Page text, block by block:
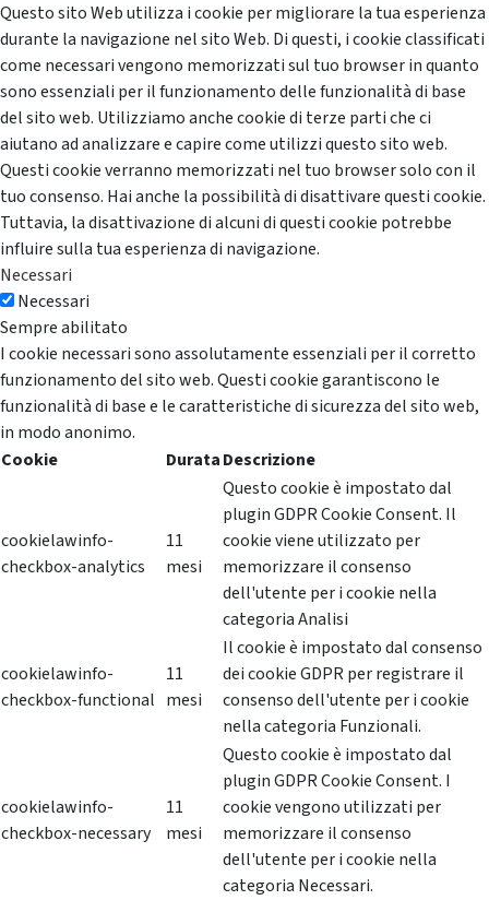
Questo sito Web utilizza i cookie per migliorare la tua esperienza
durante la navigazione nel sito Web. Di questi, i cookie classificati
come necessari vengono memorizzati sul tuo browser in quanto
sono essenziali per il funzionamento delle funzionalità di base
del sito web. Utilizziamo anche cookie di terze parti che ci
aiutano ad analizzare e capire come utilizzi questo sito web.
Questi cookie verranno memorizzati nel tuo browser solo con il
tuo consenso. Hai anche la possibilità di disattivare questi cookie.
Tuttavia, la disattivazione di alcuni di questi cookie potrebbe
influire sulla tua esperienza di navigazione.
Necessari
Necessari
Sempre abilitato
I cookie necessari sono assolutamente essenziali per il corretto
funzionamento del sito web. Questi cookie garantiscono le
funzionalità di base e le caratteristiche di sicurezza del sito web,
in modo anonimo.
Cookie
DurataDescrizione
cookielawinfo-
checkbox-analytics
11
mesi
Questo cookie è impostato dal
plugin GDPR Cookie Consent. Il
cookie viene utilizzato per
memorizzare il consenso
dell'utente per i cookie nella
categoria Analisi
cookielawinfo-
checkbox-functional
11
mesi
Il cookie è impostato dal consenso
dei cookie GDPR per registrare il
consenso dell'utente per i cookie
nella categoria Funzionali.
cookielawinfo-
checkbox-necessary
11
mesi
Questo cookie è impostato dal
plugin GDPR Cookie Consent. I
cookie vengono utilizzati per
memorizzare il consenso
dell'utente per i cookie nella
categoria Necessari.